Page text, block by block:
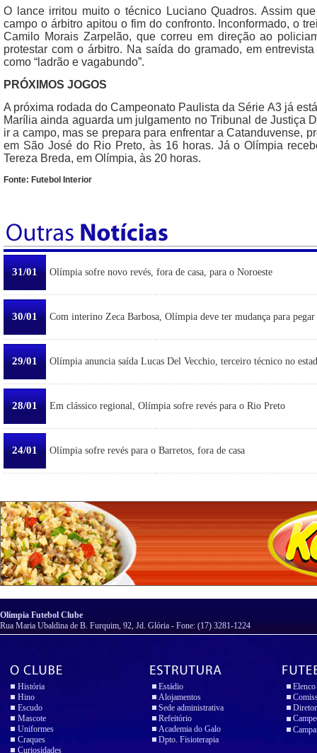
O lance irritou muito o técnico Luciano Quadros. Assim
campo o árbitro apitou o fim do confronto. Inconformado, o
Camilo Morais Zarpelão, que correu em direção ao
protestar com o árbitro. Na saída do gramado, em
como “ladrão e vagabundo”.
PRÓXIMOS JOGOS
A próxima rodada do Campeonato Paulista da Série A3 já
Marília ainda aguarda um julgamento no Tribunal de Justiça
ir a campo, mas se prepara para enfrentar a Catanduvense,
em São José do Rio Preto, às 16 horas. Já o Olímpia
Tereza Breda, em Olímpia, às 20 horas.
Fonte: Futebol Interior
31/01 Olímpia sofre novo revés, fora de casa, para o Noroeste
30/01 Com interino Zeca Barbosa, Olímpia deve ter mudança para pegar
29/01 Olímpia anuncia saída Lucas Del Vecchio, terceiro técnico no
28/01 Em clássico regional, Olímpia sofre revés para o Rio Preto
24/01 Olímpia sofre revés para o Barretos, fora de casa
Olímpia Futebol Clube
Rua Maria Ubaldina de B. Furquim, 92, Jd. Glória - Fone: (17) 3281-1224
História
Hino
Escudo
Mascote
Uniformes
Craques
Curiosidades
Estádio
Alojamentos
Sede administrativa
Refeitório
Academia do Galo
Dpto. Fisioterapia
Elenco